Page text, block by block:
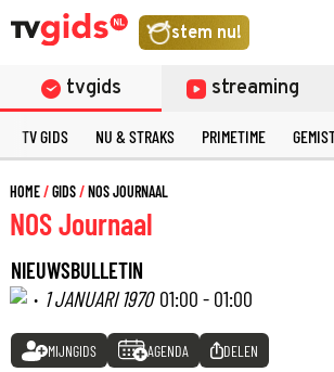
stem nu!
tvgids streaming
TV GIDS NU & STRAKS PRIMETIME
HOME GIDS NOS JOURNAAL
NOS Journaal
NIEUWSBULLETIN
· 1 JANUARI 1970 01:00 - 01:00
MIJNGIDS AGENDA DELEN